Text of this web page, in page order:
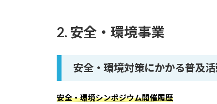
2. 安全・環境事業
安全・環境対策にかかる普及
安全・環境シンポジウム開催履歴